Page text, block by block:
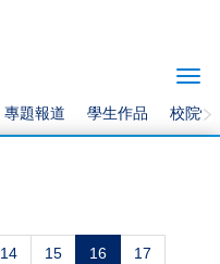
專題報道 學生作品 校院快
14 15 16(current)
17